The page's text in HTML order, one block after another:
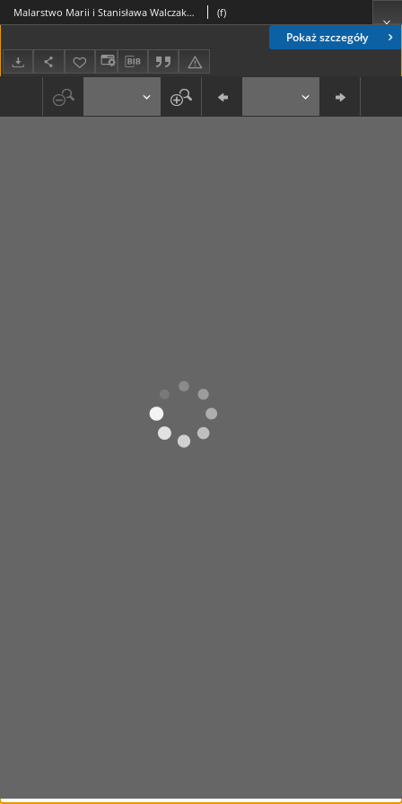
Pokaż szczegóły
Malarstwo Marii i Stanisława Walczaków : w galerii "m" (f)